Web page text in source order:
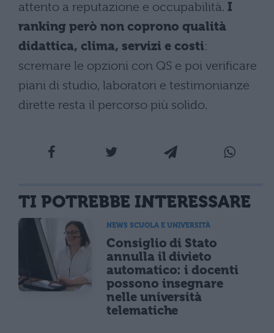
attento a reputazione e occupabilità. I
ranking però non coprono qualità
didattica, clima, servizi e costi:
scremare le opzioni con QS e poi verificare
piani di studio, laboratori e testimonianze
dirette resta il percorso più solido.
TI POTREBBE INTERESSARE
NEWS SCUOLA E UNIVERSITÀ
Consiglio di Stato
annulla il divieto
automatico: i docenti
possono insegnare
nelle università
telematiche